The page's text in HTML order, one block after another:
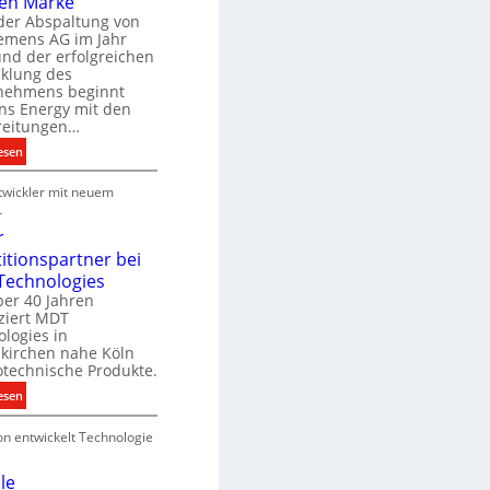
ek
Abspaltung von
AG im Jahr
der erfolgreichen
des
beginnt
Energy mit den
:
S
i
e
n
s
E
n
e
r
g
y
w
mit neuem
bei
40 Jahren
MDT
in
nahe Köln
Produkte.
:
N
e
entwickelt Technologie